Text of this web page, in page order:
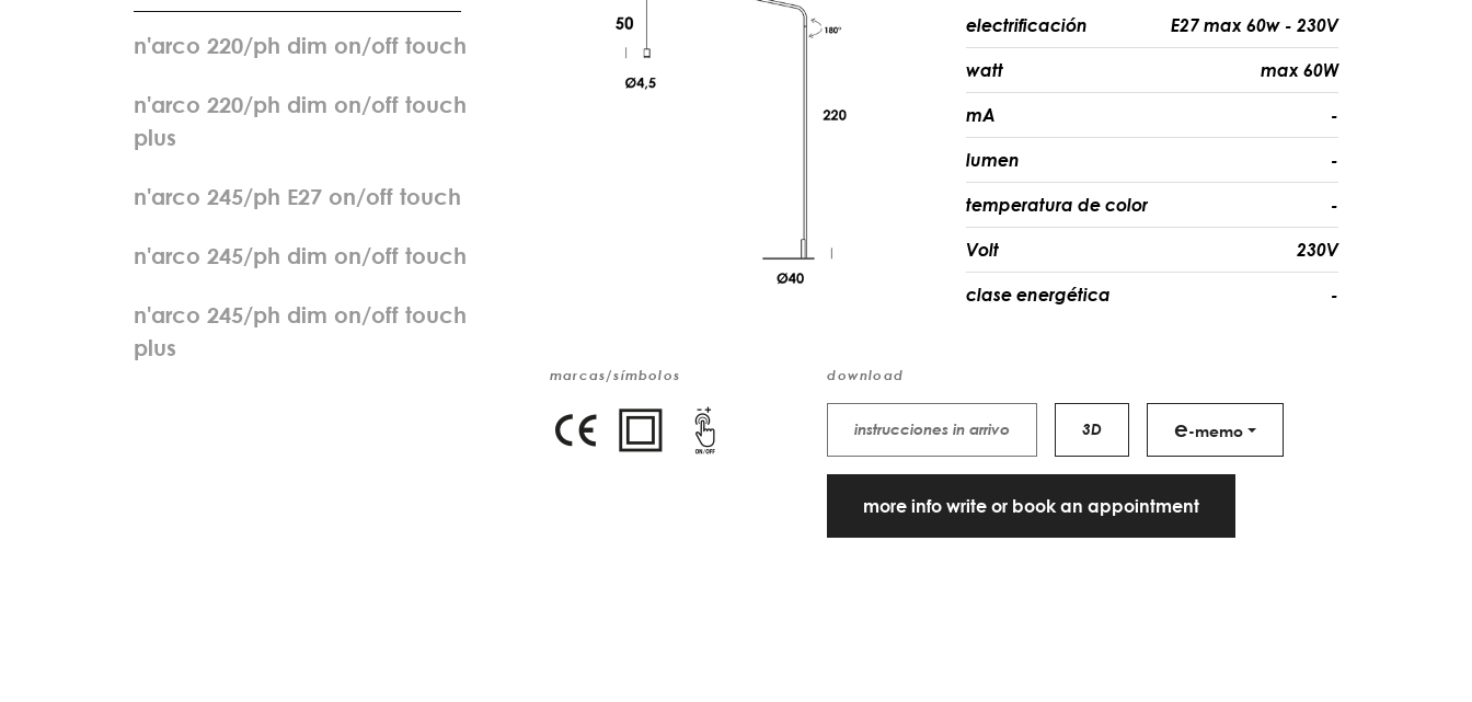
n'arco 220/ph dim on/off touch
n'arco 220/ph dim on/off touch
plus
n'arco 245/ph E27 on/off touch
n'arco 245/ph dim on/off touch
n'arco 245/ph dim on/off touch
plus
electrificación E27 max 60w - 230V
watt max 60W
mA -
lumen -
temperatura de color -
Volt 230V
clase energética -
marcas/símbolos download
instrucciones in arrivo 3D e-memo
more info write or book an appointment